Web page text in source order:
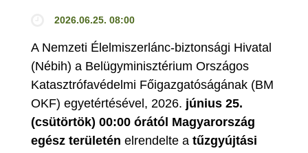
2026.06.25. 08:00
A Nemzeti Élelmiszerlánc-biztonsági Hivatal
(Nébih) a Belügyminisztérium Országos
Katasztrófavédelmi Főigazgatóságának (BM
OKF) egyetértésével, 2026. június 25.
(csütörtök) 00:00 órától Magyarország
egész területén elrendelte a tűzgyújtási